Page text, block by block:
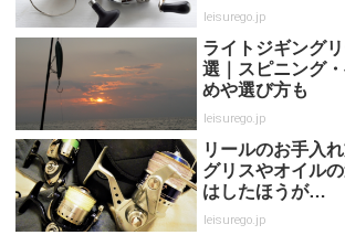
leisurego.jp
ライトジギング
選｜スピニング
めや選び方も
leisurego.jp
リールのお手入
グリスやオイル
はしたほうが…
leisurego.jp